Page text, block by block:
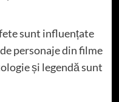
sunt influențate
personaje din filme
și legendă sunt